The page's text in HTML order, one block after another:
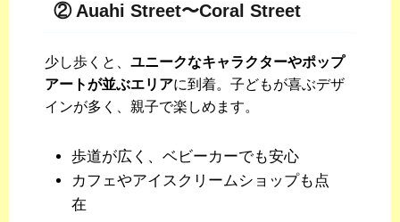
② Auahi Street〜Coral Street
少し歩くと、 ユニークなキャラクターやポップ
アートが並ぶエリアに到着。子どもが喜ぶデザ
インが多く、親子で楽しめます。
歩道が広く、ベビーカーでも安心
カフェやアイスクリームショップも点
在